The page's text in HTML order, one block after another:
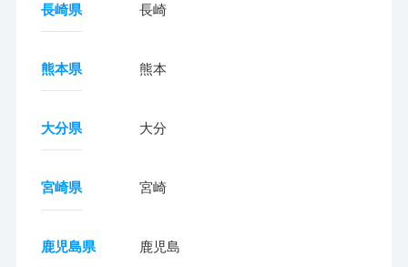
長崎県 長崎
熊本県 熊本
大分県 大分
宮崎県 宮崎
鹿児島県 鹿児島